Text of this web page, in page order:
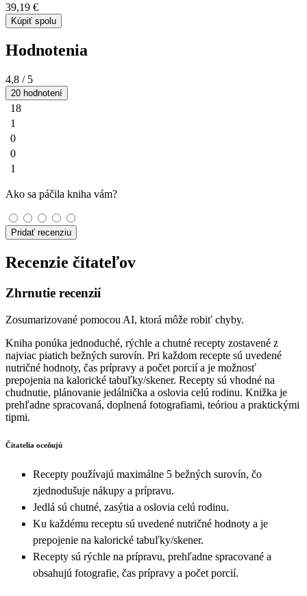
39,19 €
Kúpiť spolu
Hodnotenia
4,8 / 5
20 hodnotení
18
1
0
0
1
Ako sa páčila kniha vám?
Pridať recenziu
Recenzie čitateľov
Zhrnutie recenzií
Zosumarizované pomocou AI, ktorá môže robiť chyby.
Kniha ponúka jednoduché, rýchle a chutné recepty zostavené z
najviac piatich bežných surovín. Pri každom recepte sú uvedené
nutričné hodnoty, čas prípravy a počet porcií a je možnosť
prepojenia na kalorické tabuľky/skener. Recepty sú vhodné na
chudnutie, plánovanie jedálnička a oslovia celú rodinu. Knižka je
prehľadne spracovaná, doplnená fotografiami, teóriou a praktickými
tipmi.
Čitatelia oceňujú
Recepty používajú maximálne 5 bežných surovín, čo
zjednodušuje nákupy a prípravu.
Jedlá sú chutné, zasýtia a oslovia celú rodinu.
Ku každému receptu sú uvedené nutričné hodnoty a je
prepojenie na kalorické tabuľky/skener.
Recepty sú rýchle na prípravu, prehľadne spracované a
obsahujú fotografie, čas prípravy a počet porcií.